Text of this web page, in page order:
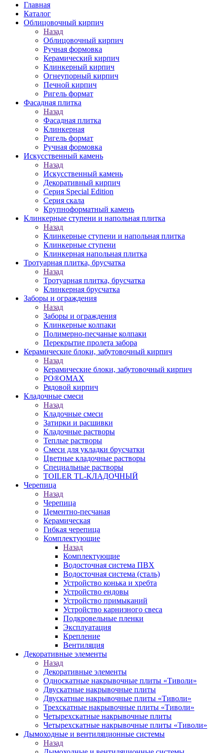
Главная
Каталог
Облицовочный кирпич
Назад
Облицовочный кирпич
Ручная формовка
Керамический кирпич
Клинкерный кирпич
Огнеупорный кирпич
Печной кирпич
Ригель формат
Фасадная плитка
Назад
Фасадная плитка
Клинкерная
Ригель формат
Ручная формовка
Искусственный камень
Назад
Искусственный камень
Декоративный кирпич
Серия Special Edition
Серия скала
Крупноформатный камень
Клинкерные ступени и напольная плитка
Назад
Клинкерные ступени и напольная плитка
Клинкерные ступени
Клинкерная напольная плитка
Тротуарная плитка, брусчатка
Назад
Тротуарная плитка, брусчатка
Клинкерная брусчатка
Заборы и ограждения
Назад
Заборы и ограждения
Клинкерные колпаки
Полимерно-песчаные колпаки
Перекрытие пролета забора
Керамические блоки, забутовочный кирпич
Назад
Керамические блоки, забутовочный кирпич
PO®OMAX
Рядовой кирпич
Кладочные смеси
Назад
Кладочные смеси
Затирки и расшивки
Кладочные растворы
Теплые растворы
Смеси для укладки брусчатки
Цветные кладочные растворы
Специальные растворы
TOILER TL-КЛАДОЧНЫЙ
Черепица
Назад
Черепица
Цементно-песчаная
Керамическая
Гибкая черепица
Комплектующие
Назад
Комплектующие
Водосточная система ПВХ
Водосточная система (сталь)
Устройство конька и хребта
Устройство ендовы
Устройство примыканий
Устройство карнизного свеса
Подкровельные пленки
Эксплуатация
Крепление
Вентиляция
Декоративные элементы
Назад
Декоративные элементы
Односкатные накрывочные плиты «Тиволи»
Двускатные накрывочные плиты
Двускатные накрывочные плиты «Тиволи»
Трехскатные накрывочные плиты «Тиволи»
Четырехскатные накрывочные плиты
Четырехскатные накрывочные плиты «Тиволи»
Дымоходные и вентиляционные системы
Назад